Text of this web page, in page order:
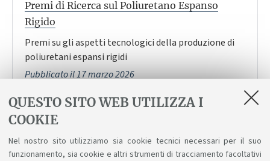
QUESTO SITO WEB UTILIZZA I
COOKIE
Nel nostro sito utilizziamo sia cookie tecnici necessari per il suo
funzionamento, sia cookie e altri strumenti di tracciamento facoltativi
Premi di Ricerca sul Poliuretano Espanso
Rigido
Premi su gli aspetti tecnologici della produzione di
poliuretani espansi rigidi
Pubblicato il 17 marzo 2026
Premio San Bellino
Temi relativi al Comune di San Bellino
Pubblicato il 17 marzo 2026